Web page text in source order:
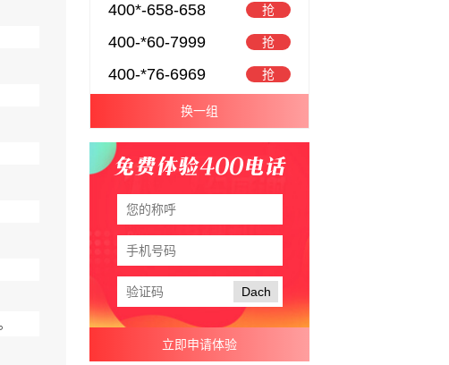
400*-658-658 抢
400-*60-7999 抢
400-*76-6969 抢
换一组
Dach